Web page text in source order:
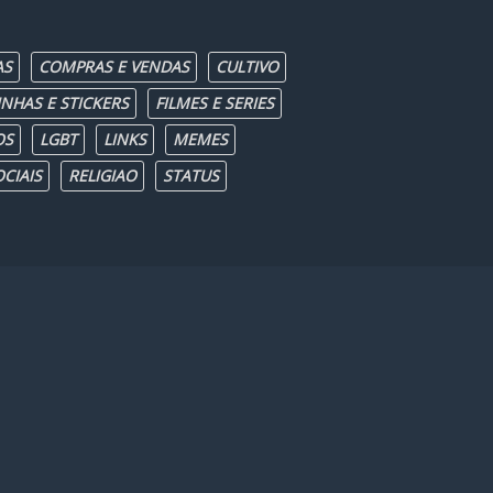
guerreiros na luta contra
perversos demônios que se
alimentam de humanos.
COMPRAS E VENDAS
CULTIVO
E STICKERS
FILMES E SERIES
LGBT LINKS
MEMES
RELIGIAO
STATUS